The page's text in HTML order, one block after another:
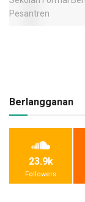
Berlangganan
23.9k
Followers